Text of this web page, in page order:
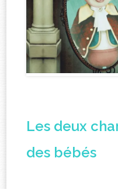
Les deux
des bébés